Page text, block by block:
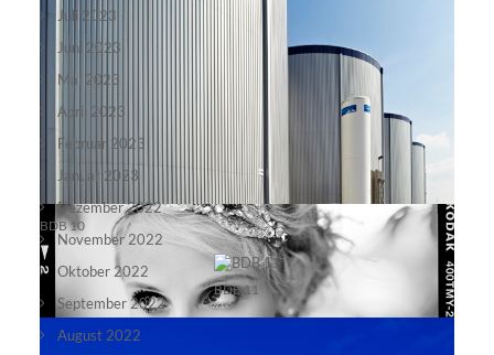
alina12
BDB 10
BDB 11
Juli 2023
Juni 2023
Mai 2023
April 2023
Februar 2023
Januar 2023
Dezember 2022
November 2022
Oktober 2022
September 2022
August 2022